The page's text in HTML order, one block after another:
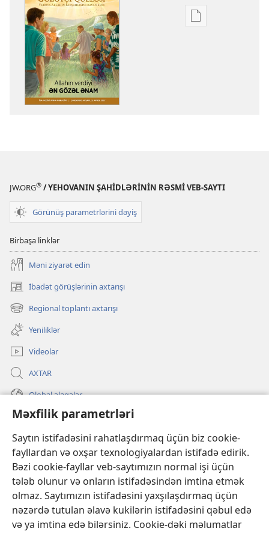
Məxfilik parametrləri
Saytın istifadəsini rahatlaşdırmaq üçün biz cookie-
fayllardan və oxşar texnologiyalardan istifadə edirik.
Bəzi cookie-fayllar veb-saytımızın normal işi üçün
tələb olunur və onların istifadəsindən imtina etmək
olmaz. Saytımızın istifadəsini yaxşılaşdırmaq üçün
nəzərdə tutulan əlavə kukilərin istifadəsini qəbul edə
və ya imtina edə bilərsiniz. Cookie-dəki məlumatlar
Nəşrləri
JW.ORG® / YEHOVANIN ŞAHİDLƏRİNİN RƏSMİ VEB-SAYTI
Görünüş parametrlərini dəyiş
Birbaşa linklər
Məni ziyarət edin
İbadət görüşlərinin axtarışı
(yeni
pəncərə
açılır)
Regional toplantı axtarışı
(yeni
pəncərə
açılır)
Yeniliklər
Videolar
AXTAR
Qlobal əlaqələr
KÖMƏK
(yeni
pəncərə
Gözətçi qülləsinin ONLAYN KİTABXANASI™
(yeni
pəncərə
açılır) JW Hub
(yeni
pəncərə
®